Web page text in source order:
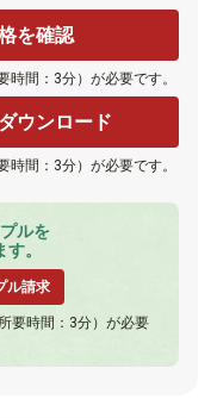
を確認
時間：3分）が必要です。
ウンロード
時間：3分）が必要です。
ルを
。
ル請求
所要時間：3分）が必要